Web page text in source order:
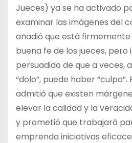
Jueces) ya se ha activado
examinar las imágenes del
añadió que está
buena fe de los jueces, pero
persuadido de que a veces,
“dolo”, puede haber
admitió que existen
elevar la calidad y la
y prometió que trabajará
emprenda iniciativas